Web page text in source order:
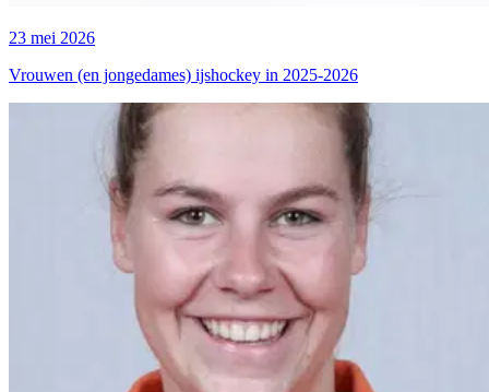
23 mei 2026
Vrouwen (en jongedames) ijshockey in 2025-2026